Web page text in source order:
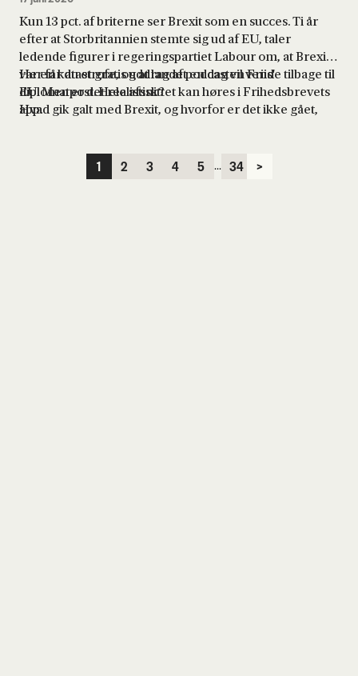
Kun 13 pct. af briterne ser Brexit som en succes. Ti år
efter at Storbritannien stemte sig ud af EU, taler
ledende figurer i regeringspartiet Labour om, at Brexit
var en katastrofe, og at landet en dag vil vende tilbage til
EU. Men er det realistisk?
Hvad gik galt med Brexit, og hvorfor er det ikke gået,
Her får du et gratis uddrag af podcasten Friis'
diplomatpost. Hele afsnittet kan høres i Frihedsbrevets
app.
1 2 3 4 5 ... 34 >